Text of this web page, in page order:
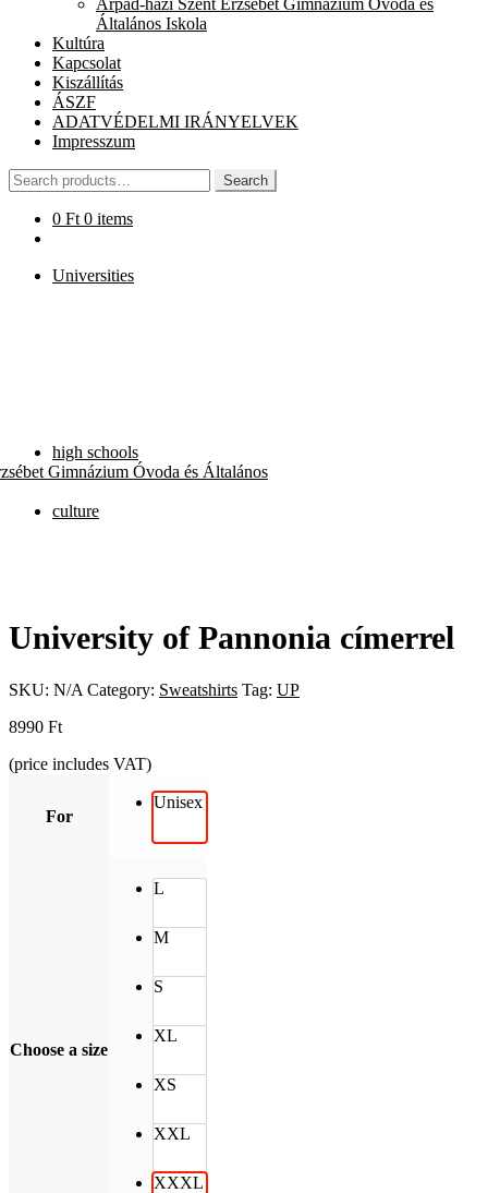
Árpád-házi Szent Erzsébet Gimnázium Óvoda és
Általános Iskola
Kultúra
Kapcsolat
Kiszállítás
ÁSZF
ADATVÉDELMI IRÁNYELVEK
Impresszum
Search
for:
Search
0 Ft 0 items
Universities
high schools
Gimnázium Óvoda és Általános
culture
University of Pannonia címerrel
SKU: N/A Category: Sweatshirts Tag: UP
8990 Ft
(price includes VAT)
For
Unisex
Choose a size
L
M
S
XL
XS
XXL
XXXL